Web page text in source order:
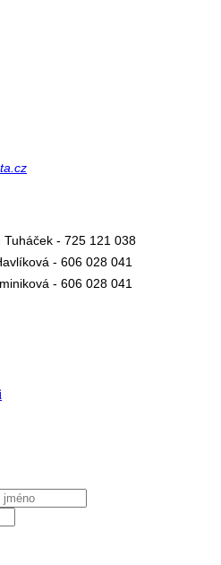
Tuháček - 725 121 038
- 606 028 041
- 606 028 041